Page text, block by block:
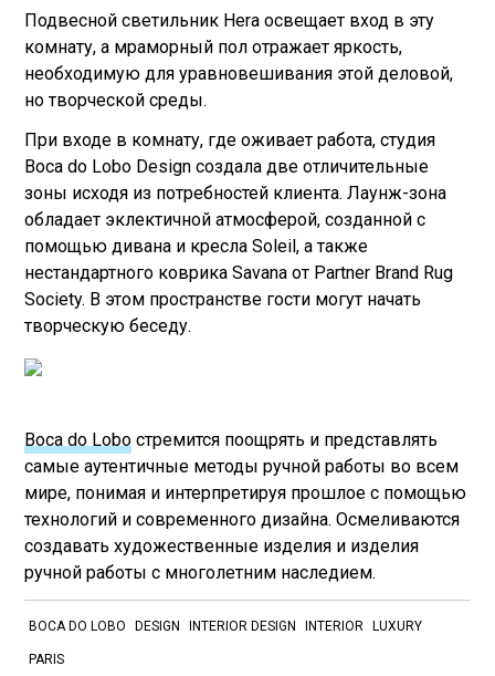
Подвесной светильник Hera освещает вход в эту
комнату, а мраморный пол отражает яркость,
необходимую для уравновешивания этой деловой,
но творческой среды.
При входе в комнату, где оживает работа, студия
Boca do Lobo Design создала две отличительные
зоны исходя из потребностей клиента. Лаунж-зона
обладает эклектичной атмосферой, созданной с
помощью дивана и кресла Soleil, а также
нестандартного коврика Savana от Partner Brand Rug
Society. В этом пространстве гости могут начать
творческую беседу.
Boca do Lobo стремится поощрять и представлять
самые аутентичные методы ручной работы во всем
мире, понимая и интерпретируя прошлое с помощью
технологий и современного дизайна. Осмеливаются
создавать художественные изделия и изделия
ручной работы с многолетним наследием.
BOCA DO LOBO DESIGN INTERIOR DESIGN INTERIOR LUXURY
PARIS